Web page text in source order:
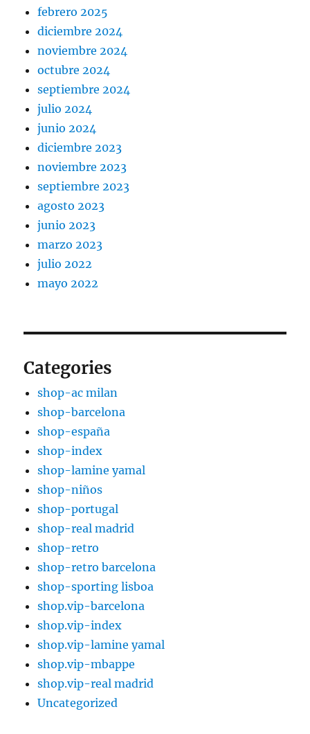
febrero 2025
diciembre 2024
noviembre 2024
octubre 2024
septiembre 2024
julio 2024
junio 2024
diciembre 2023
noviembre 2023
septiembre 2023
agosto 2023
junio 2023
marzo 2023
julio 2022
mayo 2022
Categories
shop-ac milan
shop-barcelona
shop-españa
shop-index
shop-lamine yamal
shop-niños
shop-portugal
shop-real madrid
shop-retro
shop-retro barcelona
shop-sporting lisboa
shop.vip-barcelona
shop.vip-index
shop.vip-lamine yamal
shop.vip-mbappe
shop.vip-real madrid
Uncategorized